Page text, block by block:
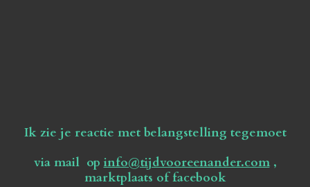
Ik zie je reactie met belangstelling tegemoet
via mail opinfo@tijdvooreenander.com,
marktplaats of facebook